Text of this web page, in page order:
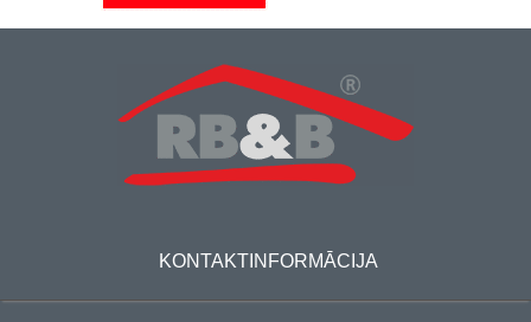
KONTAKTINFORMĀCIJA